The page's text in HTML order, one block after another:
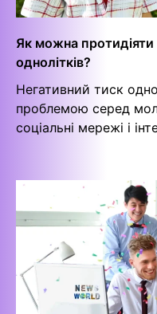
Як можна протидіяти
однолітків?
Негативний тиск
проблемою серед
соціальні мережі і